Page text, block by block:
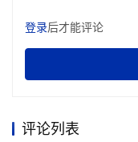
登录后才能评论
评论列表